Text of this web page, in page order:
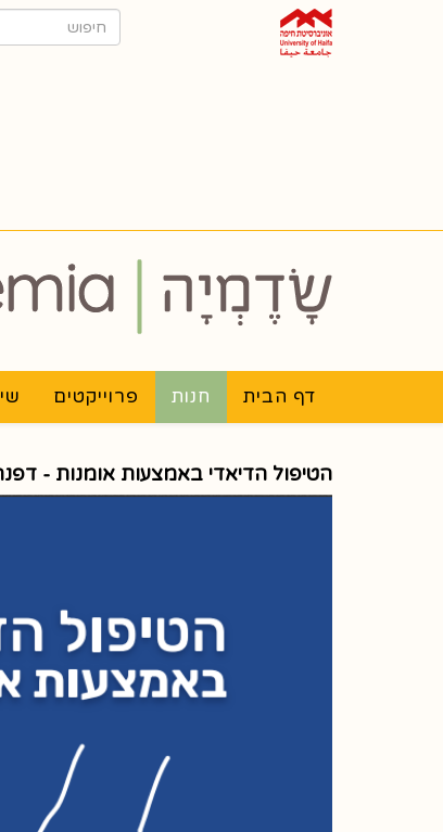
דף הבית חנות פרוייקטים
הטיפול הדיאדי באמצעות אומנות -